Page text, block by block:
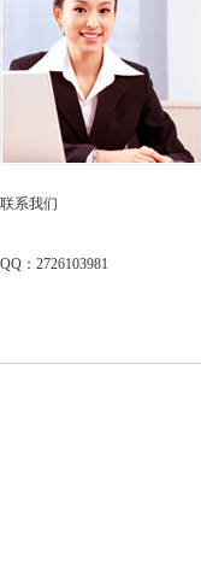
联系我们
QQ：2726103981